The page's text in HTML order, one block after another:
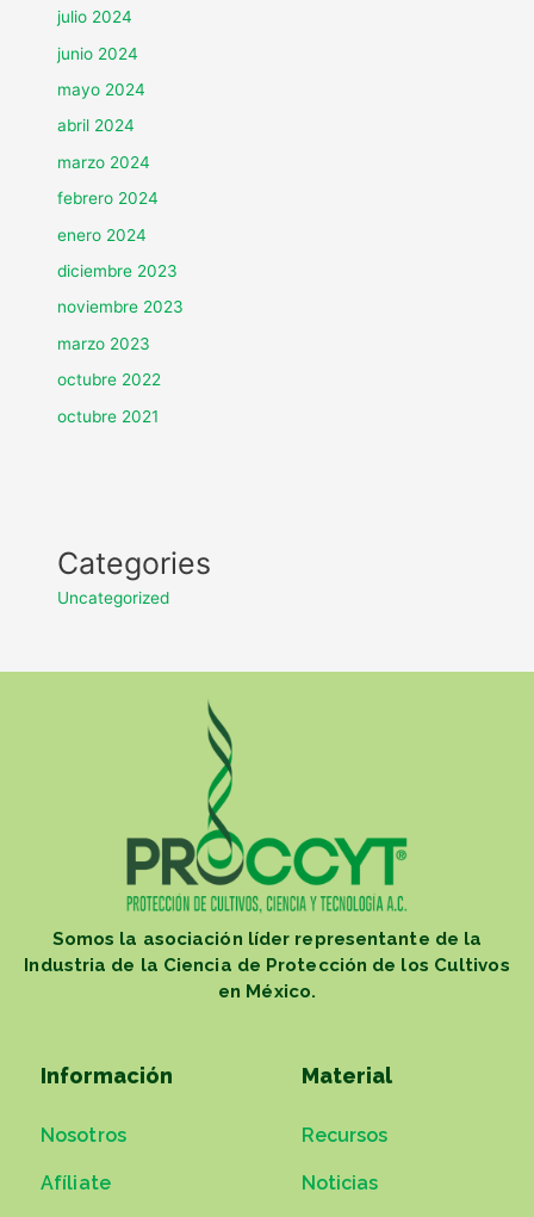
julio 2024
junio 2024
mayo 2024
abril 2024
marzo 2024
febrero 2024
enero 2024
diciembre 2023
noviembre 2023
marzo 2023
octubre 2022
octubre 2021
Categories
Uncategorized
Somos la asociación líder representante de la
Industria de la Ciencia de Protección de los Cultivos
en México.
Información
Nosotros
Afíliate
Material
Recursos
Noticias